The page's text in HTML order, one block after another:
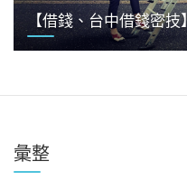
【借錢、台中借錢密
彙整